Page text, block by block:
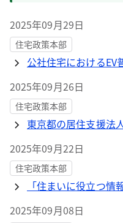
2025年09月29日
住宅政策本部
公社住宅におけるEV
2025年09月26日
住宅政策本部
東京都の居住支援法
2025年09月22日
住宅政策本部
「住まいに役立つ情
2025年09月08日